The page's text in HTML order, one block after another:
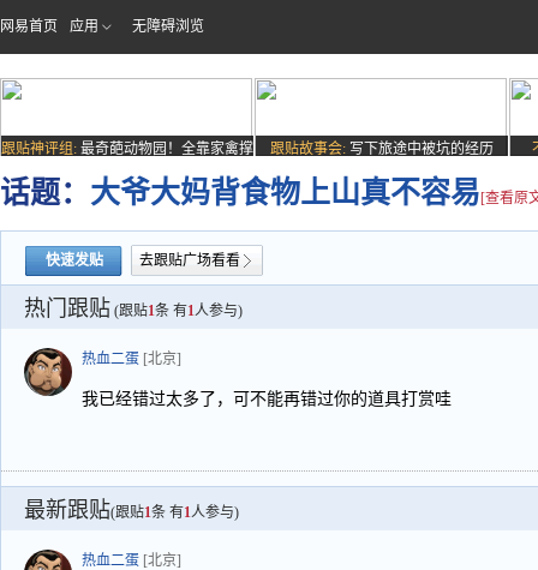
网易首页 应用 无障碍浏览
跟贴神评组: 最奇葩动物园！全靠家禽撑
场子
跟贴故事会: 写下旅途中被坑的经历
话题： 大爷大妈背食物上山真不容易[查看原
快速发贴 去跟贴广场看看
热门跟贴 (跟贴1条 有1人参与)
热血二蛋 [北京]
我已经错过太多了，可不能再错过你的道具打赏哇
最新跟贴(跟贴1条 有1人参与)
热血二蛋 [北京]